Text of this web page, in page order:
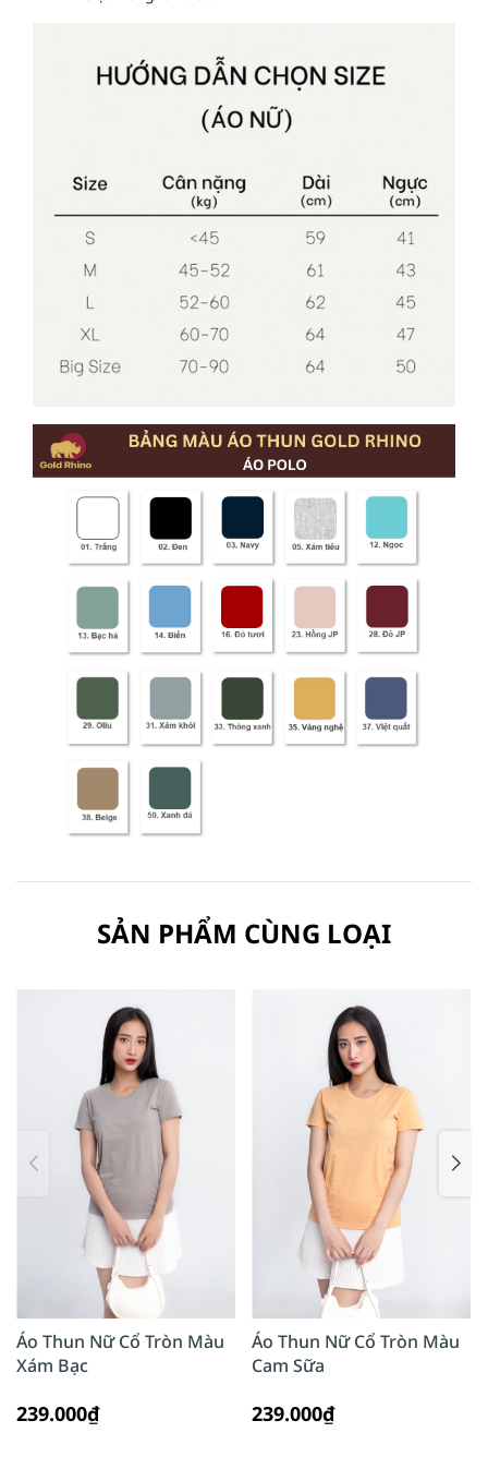
SẢN PHẨM CÙNG LOẠI
Áo Thun Nữ Cổ Tròn Màu
Xám Bạc
239.000₫
Áo Thun Nữ Cổ Tròn Màu
Cam Sữa
239.000₫